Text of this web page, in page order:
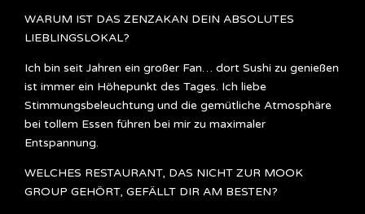
WARUM IST DAS ZENZAKAN DEIN ABSOLUTES
LIEBLINGSLOKAL?
Ich bin seit Jahren ein großer Fan… dort Sushi zu genießen
ist immer ein Höhepunkt des Tages. Ich liebe
Stimmungsbeleuchtung und die gemütliche Atmosphäre
bei tollem Essen führen bei mir zu maximaler
Entspannung.
WELCHES RESTAURANT, DAS NICHT ZUR MOOK
GROUP GEHÖRT, GEFÄLLT DIR AM BESTEN?